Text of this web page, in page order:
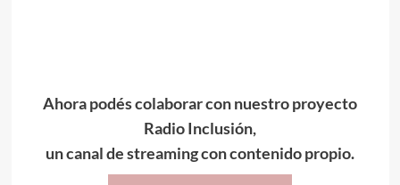
Ahora podés colaborar con nuestro proyecto
Radio Inclusión,
un canal de streaming con contenido propio.